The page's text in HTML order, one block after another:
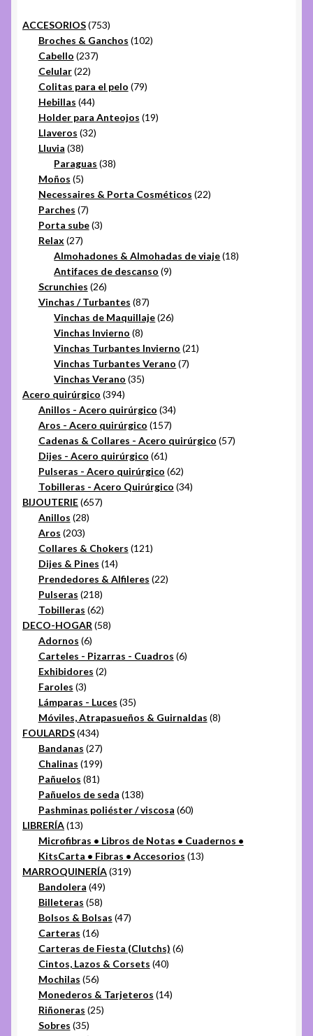
ACCESORIOS 753753
productos
Broches & Ganchos 102102
Cabello 237237
Celular 2222
productos
Colitas para el pelo 7979
Hebillas 4444
productos
Holder para Anteojos 1919
Llaveros 3232
Lluvia 3838
productos
Paraguas 3838
Moños 55
productos
Necessaires & Porta Cosméticos 2222
Parches 77
productos
Porta sube 33
Relax 2727
productos
Almohadones & Almohadas de viaje 1818
Antifaces de descanso 99
Scrunchies 2626
productos
Vinchas / Turbantes 8787
productos
Vinchas de Maquillaje 2626
Vinchas Invierno 88
productos
Vinchas Turbantes Invierno 2121
Vinchas Turbantes Verano 77
Vinchas Verano 3535
Acero quirúrgico 394394
productos
Anillos - Acero quirúrgico 3434
Aros - Acero quirúrgico 157157
productos
Cadenas & Collares - Acero quirúrgico 5757
Dijes - Acero quirúrgico 6161
productos
Pulseras - Acero quirúrgico 6262
productos
Tobilleras - Acero Quirúrgico 3434
BIJOUTERIE 657657
Anillos 2828
Aros 203203
productos
Collares & Chokers 121121
Dijes & Pines 1414
productos
Prendedores & Alfileres 2222
Pulseras 218218
productos
Tobilleras 6262
productos
DECO-HOGAR 5858
Adornos 66
productos
Carteles - Pizarras - Cuadros 66
Exhibidores 22
Faroles 33
productos
Lámparas - Luces 3535
productos
Móviles, Atrapasueños & Guirnaldas 88
FOULARDS 434434
productos
Bandanas 2727
productos
Chalinas 199199
productos
Pañuelos 8181
productos
Pañuelos de seda 138138
productos
Pashminas poliéster / viscosa 6060
LIBRERÍA 1313
productos
Microfibras • Libros de Notas • Cuadernos •
KitsCarta • Fibras • Accesorios 1313
MARROQUINERÍA 319319
Bandolera 4949
productos
Billeteras 5858
productos
Bolsos & Bolsas 4747
Carteras 1616
productos
Carteras de Fiesta (Clutchs) 66
Cintos, Lazos & Corsets 4040
Mochilas 5656
productos
Monederos & Tarjeteros 1414
Riñoneras 2525
Sobres 3535